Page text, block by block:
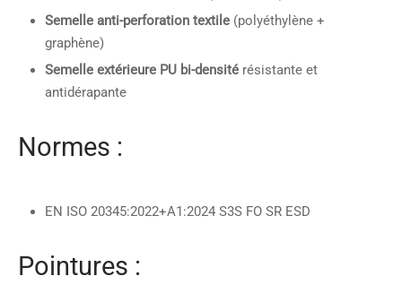
Semelle anti-perforation textile (polyéthylène +
graphène)
Semelle extérieure PU bi-densité résistante et
antidérapante
Normes :
EN ISO 20345:2022+A1:2024 S3S FO SR ESD
Pointures :